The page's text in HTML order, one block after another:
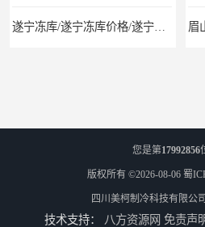
遂宁冻库/遂宁冻库价格/遂宁冻库安装
您是第17992856
版权所有 ©2026-08-06 蜀
四川美柯制冷科技有限公司
技术支持： 八方资源网 免责声